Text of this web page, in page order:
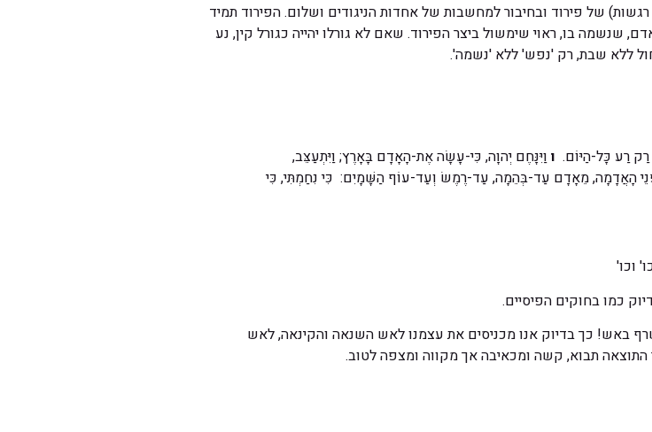
של פירוד ובחיבור למחשבות של אחדות הניגודים ושלום. הפירוד תמיד
שנשמה בו, ראוי שימשול ביצר הפירוד. שאם לא גורלו יהייה כגורל קין, נע
חול ללא שבת, רק 'נפש' ללא 'נשמה'.
רַע כָּל-הַיּוֹם. ו וַיִּנָּחֶם יְהוָה, כִּי-עָשָׂה אֶת-הָאָדָם בָּאָרֶץ; וַיִּתְעַצֵּב,
הָאֲדָמָה, מֵאָדָם עַד-בְּהֵמָה, עַד-רֶמֶשׂ וְעַד-עוֹף הַשָּׁמָיִם: כִּי נִחַמְתִּי, כִּי
וכו'
כמו בחוקים הפיסיים.
באש! כך בדיוק אנו מכניסים את עצמנו לאש השנאה והקינאה, לאש
תבוא, קשה ומכאיבה אך מקווה ומצפה לטוב.